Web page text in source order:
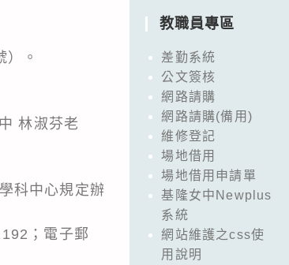
。
林淑芬老
科中心規定辦
；電子郵
教職員專區
差勤系統
公文簽核
網路請購
網路請購(備用)
維修登記
場地借用
場地借用申請單
基隆女中Newplus
系統
網站維護之css使
用說明